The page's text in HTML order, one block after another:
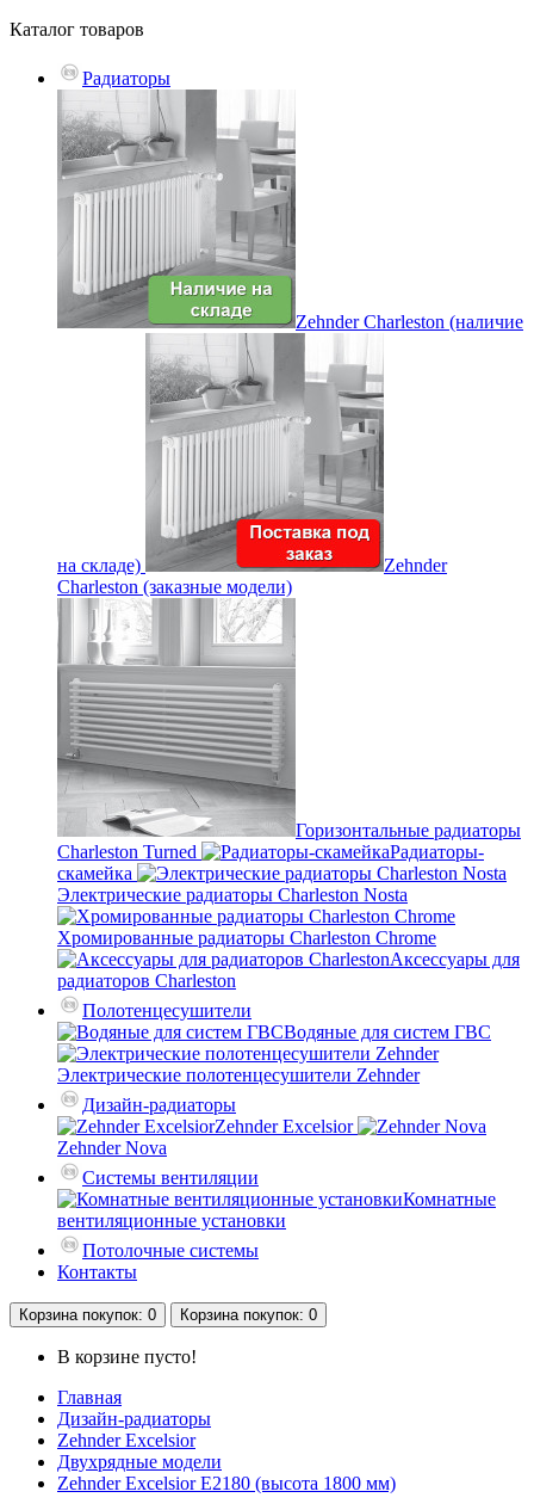
Каталог товаров
Радиаторы
Zehnder Charleston (наличие
на складе)
Zehnder
Charleston (заказные модели)
Горизонтальные радиаторы
Charleston Turned
Радиаторы-
скамейка
Электрические радиаторы Charleston Nosta
Хромированные радиаторы Charleston Chrome
Аксессуары для
радиаторов Charleston
Полотенцесушители
Водяные для систем ГВС
Электрические полотенцесушители Zehnder
Дизайн-радиаторы
Zehnder Excelsior
Zehnder Nova
Системы вентиляции
Комнатные
вентиляционные установки
Потолочные системы
Контакты
Корзинапокупок: 0 Корзинапокупок: 0
В корзине пусто!
Главная
Дизайн-радиаторы
Zehnder Excelsior
Двухрядные модели
Zehnder Excelsior E2180 (высота 1800 мм)